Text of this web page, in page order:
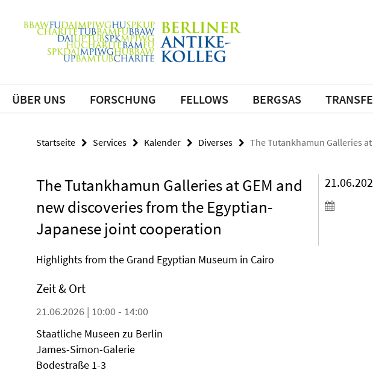
direktService-
Navigation
ÜBER UNS FORSCHUNG FELLOWS BERGSAS
Startseite Services Kalender Diverses The Tutankhamun Galleries
The Tutankhamun Galleries at GEM and
new discoveries from the Egyptian-
Japanese joint cooperation
Highlights from the Grand Egyptian Museum in Cairo
Zeit & Ort
21.06.2026 | 10:00 - 14:00
Staatliche Museen zu Berlin
James-Simon-Galerie
Bodestraße 1-3